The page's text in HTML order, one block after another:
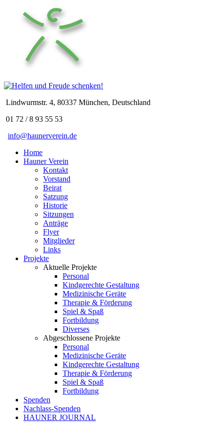
Lindwurmstr. 4, 80337 München, Deutschland
01 72 / 8 93 55 53
info@haunerverein.de
Home
Hauner Verein
Kontakt
Vorstand
Beirat
Satzung
Historie
Sitzungen
Anträge
Flyer
Mitglieder
Links
Projekte
Aktuelle Projekte
Personal
Kindgerechte Gestaltung
Medizinische Geräte
Therapie & Förderung
Spiel & Spaß
Fortbildung
Diverses
Abgeschlossene Projekte
Personal
Medizinische Geräte
Kindgerechte Gestaltung
Therapie & Förderung
Spiel & Spaß
Fortbildung
Spenden
Nachlass-Spenden
HAUNER JOURNAL